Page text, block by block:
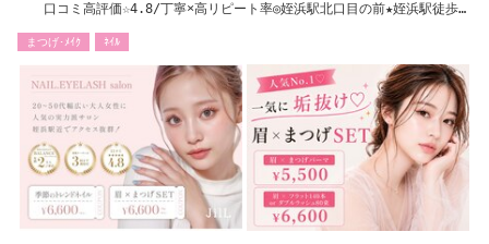
口コミ高評価☆4.8/丁寧×高リピート率◎姪浜駅北口目の前★姪浜駅徒歩１
まつげ･ﾒｲｸ ﾈｲﾙ